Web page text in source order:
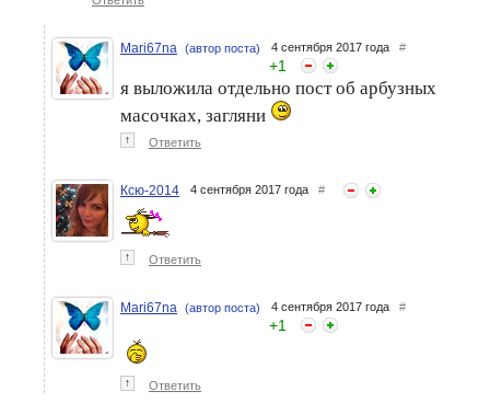
Mari67na (автор поста) 4 сентября 2017 года #
+1
я выложила отдельно пост об арбузных
масочках, загляни
↑ Ответить
Ксю-2014 4 сентября 2017 года #
↑ Ответить
Mari67na (автор поста) 4 сентября 2017 года #
+1
↑ Ответить